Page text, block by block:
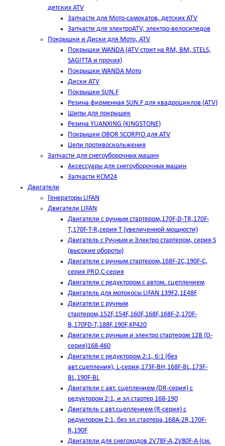
детских ATV
Запчасти для Мото-самокатов, детских ATV
Запчасти для электроATV, электро-велосипедов
Покрышки и Диски для Мото, ATV
Покрышки WANDA (АТV стоит на RM, BM, STELS,
SAGITTA и прочих)
Покрышки WANDA Мото
Диски ATV
Покрышки SUN.F
Резина фирменная SUN.F для квадроциклов (АТV)
Шипы для покрышек
Резина YUANXING (KINGSTONE)
Покрышки OBOR SCORPIO для ATV
Цепи противоскольжения
Запчасти для снегоуборочных машин
Аксессуары для снегоуборочных машин
Запчасти КСМ24
Двигатели
Генераторы LIFAN
Двигатели LIFAN
Двигатели с ручным стартером,170F-D-TR,170F-
T,170F-T-R,серия Т (увеличенной мощности)
Двигатель с Ручным и Электро стартером, серия S
(высокие обороты)
Двигатели с ручным стартером,168F-2C,190F-C,
серия PRO,C-серия
Двигатели с редуктором с автом. сцеплением
Двигатель для мотокосы LIFAN 139F2,1E48F
Двигатели с ручным
стартером,152F,154F,160F,168F,168F-2,170F-
B,170FD-T,188F,190F,KP420
Двигатели с ручным и электро стартером 12В (D-
серия)168-460
Двигатели с редуктором 2:1, 6:1 (без
авт.сцепления), L-серия,173F-BH,168F-BL,173F-
BL,190F-BL
Двигатели с авт. сцеплением (DR-серия) с
редуктором 2:1, и эл.стартер 168-190
Двигатель с авт.сцеплением (R-серия) с
редуктором 2:1, без эл.стартера,168А-2R,170F-
R,190F
Двигатели для снегоходов 2V78F-A,2V80F-A (см.